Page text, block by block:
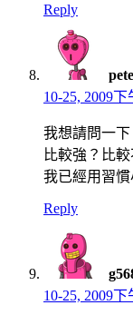
Reply
10-25, 2009下
我想請問一
比較強？比
我已經用習
Reply
10-25, 2009下